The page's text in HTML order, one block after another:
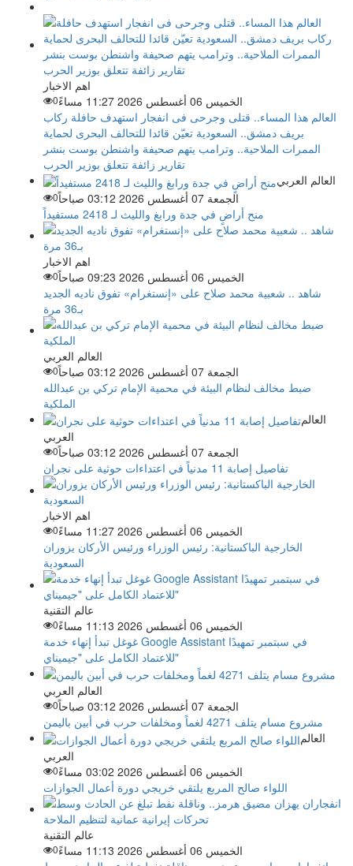
اهم الاخبار
الخميس 06 أغسطس 2026 11:27 مساءً
0
العالم هذا المساء.. قتلى وجرحى فى انفجار استهدف حافلة ركاب
بريف دمشق.. السعودية تعيّن قائدا للتحالف البحرى لحماية
الممرات الملاحية.. وترامب يتهم صحيفة واشنطن بوست بنشر
تقارير زائفة تتعلق بوزير الحرب
العالم العربي
الجمعة 07 أغسطس 2026 03:12 صباحاً
0
منح أراضٍ في جدة ورابغ والليث لـ 2418 مستفيداً
اهم الاخبار
الخميس 06 أغسطس 2026 09:23 صباحاً
0
شاهد .. شعبية محمد صلاح على «إنستغرام» تفوق ناديه الجديد
بـ36 مرة
العالم العربي
الجمعة 07 أغسطس 2026 03:12 صباحاً
0
ضبط مخالف لنظام البيئة في محمية الإمام تركي بن عبدالله
الملكية
العالم
العربي
الجمعة 07 أغسطس 2026 03:12 صباحاً
0
تفاصيل إصابة 11 مدنياً في اعتداءات حوثية على نجران
اهم الاخبار
الخميس 06 أغسطس 2026 11:27 مساءً
0
الخارجية الباكستانية: رئيس الوزراء ورئيس الأركان يزوران
السعودية
عالم التقنية
الخميس 06 أغسطس 2026 11:13 مساءً
0
غوغل تبدأ إنهاء خدمة Google Assistant في سبتمبر تمهيدًا
للاعتماد الكامل على "جيميناي"
العالم العربي
الجمعة 07 أغسطس 2026 03:12 صباحاً
0
مشروع مسام يتلف 4271 لغماً ومخلفات حرب في أبين باليمن
العالم
العربي
الخميس 06 أغسطس 2026 03:02 مساءً
0
اللواء صالح المربع يلتقي خريجي دورة أعمال الجوازات
عالم التقنية
الخميس 06 أغسطس 2026 11:13 مساءً
0